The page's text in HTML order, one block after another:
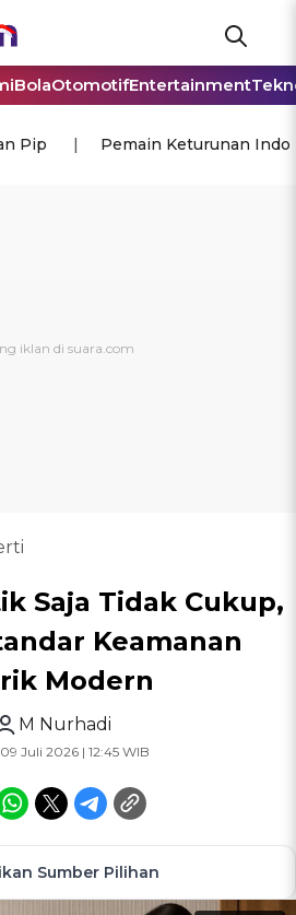
BolaOtomotifEntertainment
Pip Pemain Keturunan
Saja Tidak Cukup,
Keamanan
Modern
M Nurhadi
Juli 2026 | 12:45 WIB
Sumber Pilihan